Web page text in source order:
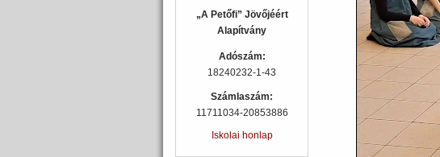
„A Petőfi” Jövőjéért
Alapítvány
Adószám:
18240232-1-43
Számlaszám:
11711034-20853886
Iskolai honlap